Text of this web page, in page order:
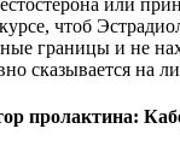
или
чтоб
границы и не
сказывается на
пролактина: